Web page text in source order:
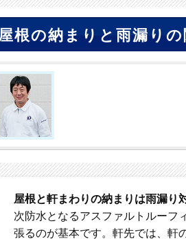
根の納まりと雨漏りの
屋根と軒まわりの納まりは雨漏り
次防水となるアスファルトルーフ
張るのが基本です。軒先では、軒